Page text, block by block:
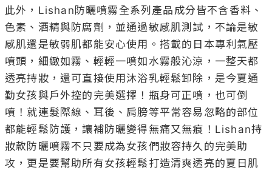
此外，Lishan防曬噴霧全系列產品成分皆不含香料、
色素、酒精與防腐劑，並通過敏感肌測試，不論是敏
感肌還是敏弱肌都能安心使用。搭載的日本專利氣壓
噴頭，細緻如霧、輕輕一噴如水霧般沁涼，一整天都
透亮持妝，還可直接使用沐浴乳輕鬆卸除，是今夏通
勤女孩與戶外控的完美選擇！瓶身可正噴，也可倒
噴！就連髮際線、耳後、肩膀等平常容易忽略的部位
都能輕鬆防護，讓補防曬變得無痛又無痕！Lishan持
妝款防曬噴霧不只要成為女孩們妝容持久的完美助
攻，更是要幫助所有女孩輕鬆打造清爽透亮的夏日肌